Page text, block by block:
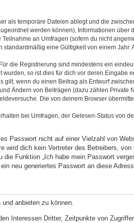
als temporäre Dateien ablegt und die
werden können), Informationen über
an Umfragen (sofern du nicht
eine Gültigkeit von einem Jahr.
die Registrierung sind mindestens ein
so ist dies für dich vor deren Eingabe
wenn du einen Beitrag als Entwurf
Ändern von Beiträgen (dazu zählen Private
Die von deinem Browser
bei Umfragen, der Gelesen-Status von
Passwort nicht auf einer Vielzahl von
wird dich kein Vertreter des Betreibers, von
Funktion „Ich habe mein Passwort
neu generiertes Passwort an diese
anbieten zu können.
Interessen Dritter, Zeitpunkte von